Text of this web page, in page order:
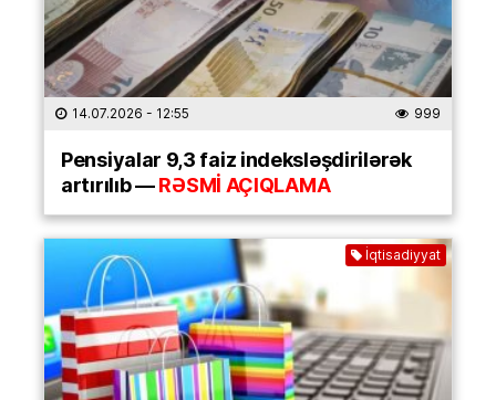
14.07.2026 - 12:55 999
Pensiyalar 9,3 faiz indeksləşdirilərək
artırılıb —RƏSMİ AÇIQLAMA
İqtisadiyyat